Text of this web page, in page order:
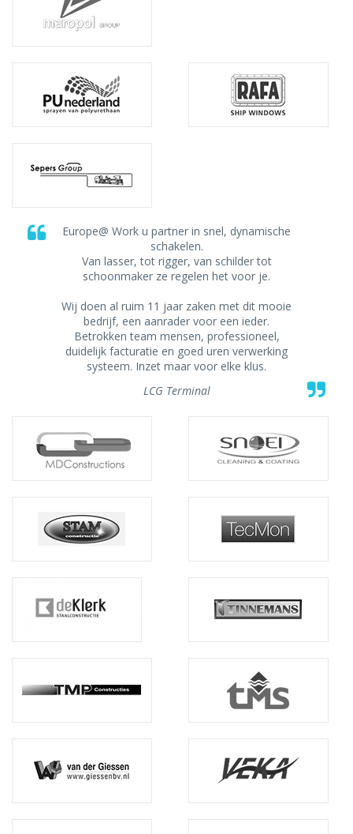
Europe@ Work u partner in snel, dynamische
schakelen.
Van lasser, tot rigger, van schilder tot
schoonmaker ze regelen het voor je.
Wij doen al ruim 11 jaar zaken met dit mooie
bedrijf, een aanrader voor een ieder.
Betrokken team mensen, professioneel,
duidelijk facturatie en goed uren verwerking
systeem. Inzet maar voor elke klus.
LCG Terminal